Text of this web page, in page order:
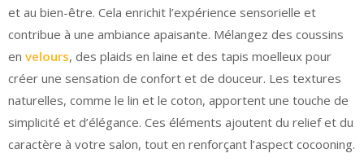
et au bien-être. Cela enrichit l’expérience sensorielle et
contribue à une ambiance apaisante. Mélangez des coussins
en velours, des plaids en laine et des tapis moelleux pour
créer une sensation de confort et de douceur. Les textures
naturelles, comme le lin et le coton, apportent une touche de
simplicité et d’élégance. Ces éléments ajoutent du relief et du
caractère à votre salon, tout en renforçant l’aspect cocooning.